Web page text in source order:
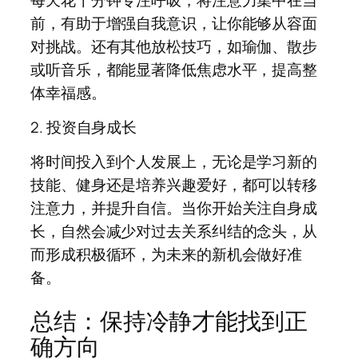
前，有助于增强自我意识，让你能够从容面
对挑战。还有其他放松技巧，如瑜伽、散步
或听音乐，都能显著降低焦虑水平，提高整
体幸福感。
2. 投资自身成长
将时间投入到个人发展上，无论是学习新的
技能、健身还是培养兴趣爱好，都可以转移
注意力，并提升自信。当你开始关注自身成
长，自然会减少对过去关系纠结的念头，从
而形成积极循环，为未来的新机会做好准
备。
总结：保持冷静才能找到正
确方向